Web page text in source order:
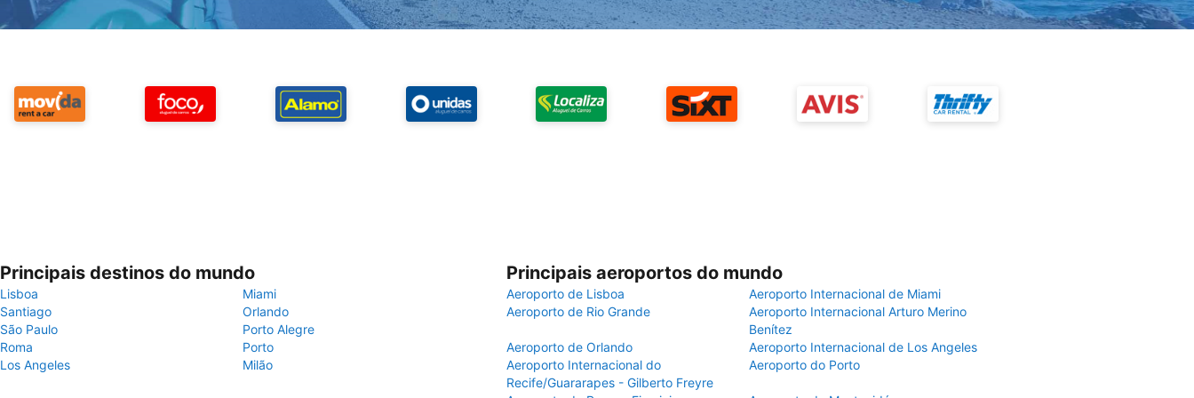
Principais destinos do mundo
Lisboa
Miami
Santiago
Orlando
São Paulo
Porto Alegre
Roma
Porto
Los Angeles
Milão
Principais aeroportos do mundo
Aeroporto de Lisboa
Aeroporto Internacional de Miami
Aeroporto de Rio Grande
Aeroporto Internacional Arturo Merino
Benítez
Aeroporto de Orlando
Aeroporto Internacional de Los Angeles
Aeroporto Internacional do
Recife/Guararapes - Gilberto Freyre
Aeroporto do Porto